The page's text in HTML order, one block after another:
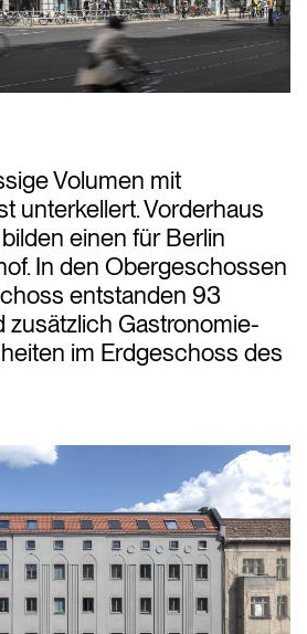
Volumen mit
unterkellert. Vorderhaus
einen für Berlin
In den Obergeschossen
entstanden 93
zusätzlich Gastronomie-
im Erdgeschoss des